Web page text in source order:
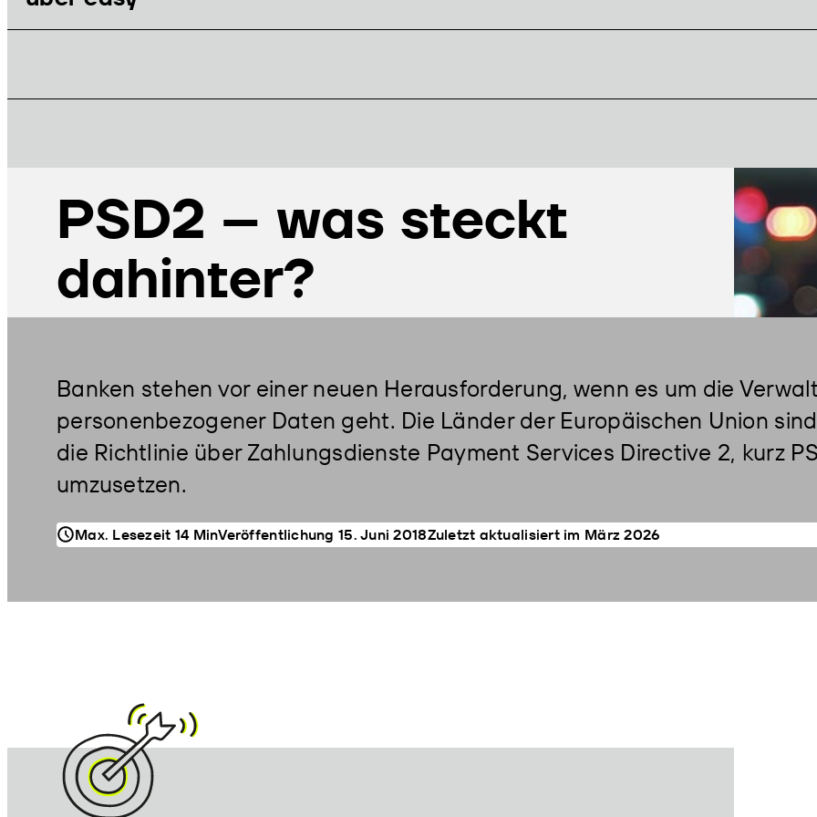
PSD2 – was steckt
dahinter?
Banken stehen vor einer neuen Herausforderung, wenn es um die
personenbezogener Daten geht. Die Länder der Europäischen Union
die Richtlinie über Zahlungsdienste Payment Services Directive 2, kurz
umzusetzen.
Max. Lesezeit 14 MinVeröffentlichung 15. Juni 2018Zuletzt aktualisiert im März 2026